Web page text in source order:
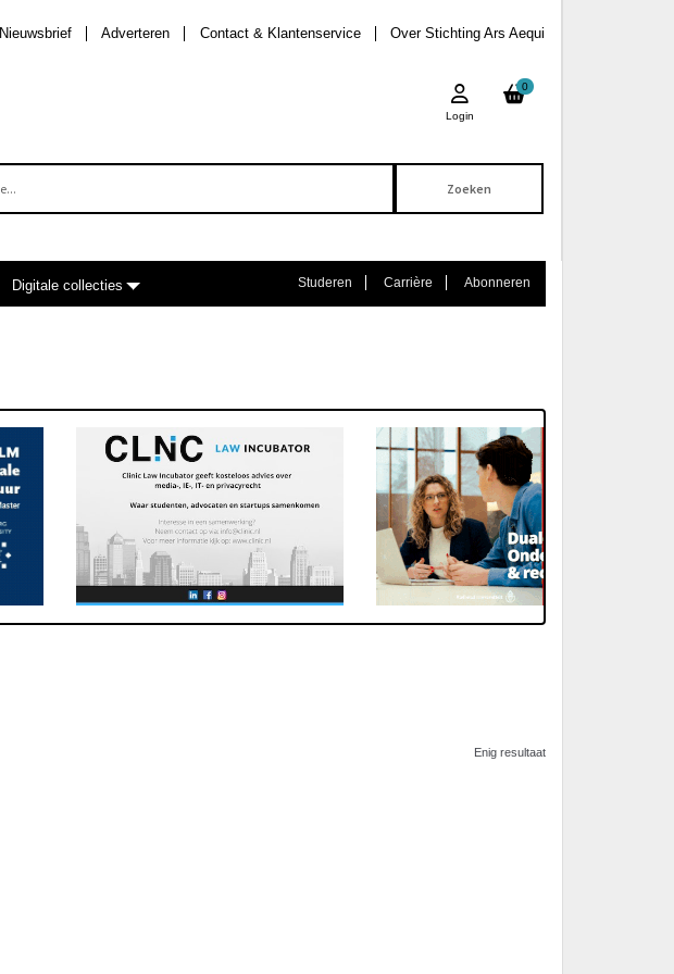
Over Stichting Ars Aequi
Contact & Klantenservice
Adverteren
Nieuwsbrief
0
Login
Digitale collecties Studeren Carrière Abonneren
Enig resultaat